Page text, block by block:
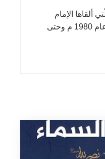
ألقاها الإمام
الخامنئي حول التّعبئة منذ عام 1980 م وحتى